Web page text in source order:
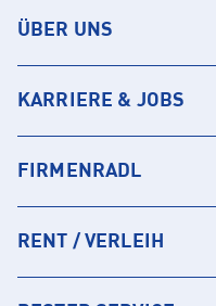
ÜBER UNS
KARRIERE & JOBS
FIRMENRADL
RENT / VERLEIH